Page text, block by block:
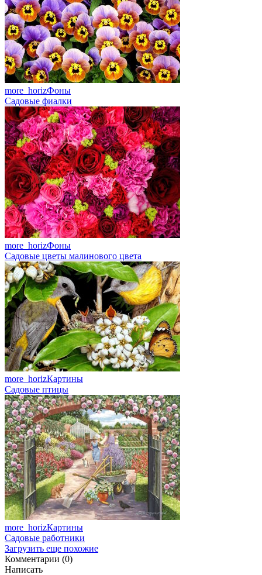
more_horizФоны
Садовые фиалки
more_horizФоны
Садовые цветы малинового цвета
more_horizКартины
Садовые птицы
more_horizКартины
Садовые работники
Загрузить еще похожие
Комментарии (0)
Написать